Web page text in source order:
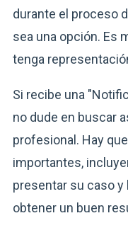
durante el proceso
sea una opción. Es
tenga
Si recibe una
no dude en buscar
profesional. Hay
importantes,
presentar su caso y
obtener un buen